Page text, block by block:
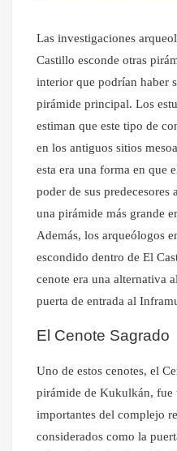
Las investigaciones
Castillo esconde otras
interior que podrían haber
pirámide principal. Los
estiman que este tipo de
en los antiguos sitios
esta era una forma en que
poder de sus
una pirámide más grande
Además, los arqueólogos
escondido dentro de El
cenote era una alternativa
puerta de entrada al
El Cenote Sagrado
Uno de estos cenotes, el
pirámide de Kukulkán, fue
importantes del complejo
considerados como la